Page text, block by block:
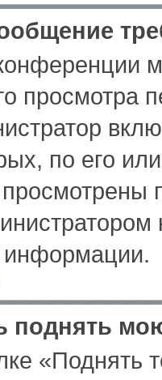
просмотра
по его
информации.
поднять
«Поднять